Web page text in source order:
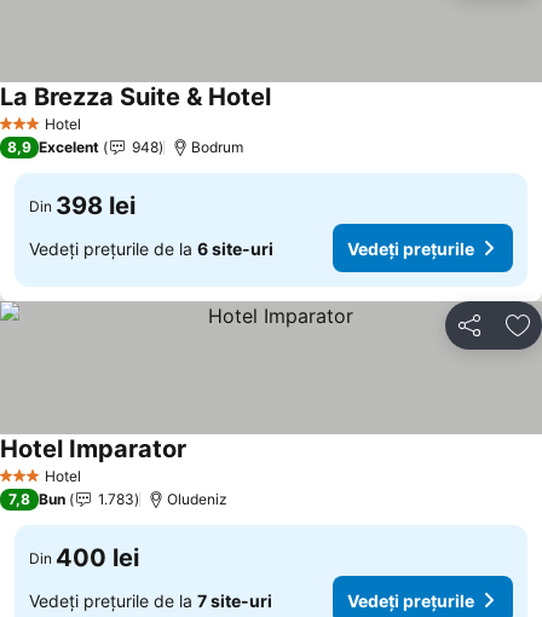
3 SteleHotel
La Brezza Suite & Hotel
8,9 Excelent 948 Bodrum
Din 398 lei
Vedeți prețurile de la 6 site-uri Vedeți prețurile
Distribuiți
3 SteleHotel
Hotel Imparator
7,8 Bun 1.783 Oludeniz
Din 400 lei
Vedeți prețurile de la 7 site-uri Vedeți prețurile